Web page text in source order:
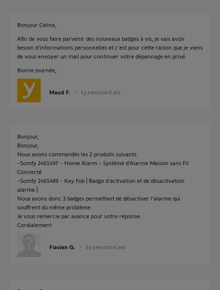
Bonjour Celine,
Afin de vous faire parvenir des nouveaux badges à vis, je vais avoir
besoin d'informations personnelles et c'est pour cette raison que je viens
de vous envoyer un mail pour continuer votre dépannage en privé.
Bonne journée,
Maud F. il y a environ 6 ans
Bonjour,
Bonjour,
Nous avons commandés les 2 produits suivants:
-Somfy 2401497 - Home Alarm - Système d'Alarme Maison sans Fil
Connecté
-Somfy 2401489 - Key Fob | Badge d'activation et de désactivation
alarme |
Nous avons donc 3 badges permettant de désactiver l'alarme qui
souffrent du même problème.
Je vous remercie par avance pour votre réponse.
Cordialement
Flavien G. il y a environ 6 ans